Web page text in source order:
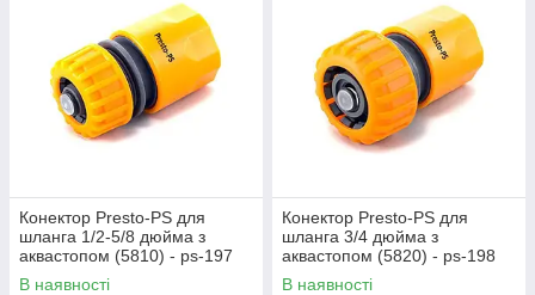
Конектор Presto-PS для
шланга 1/2-5/8 дюйма з
аквастопом (5810) - ps-197
В наявності
Конектор Presto-PS для
шланга 3/4 дюйма з
аквастопом (5820) - ps-198
В наявності